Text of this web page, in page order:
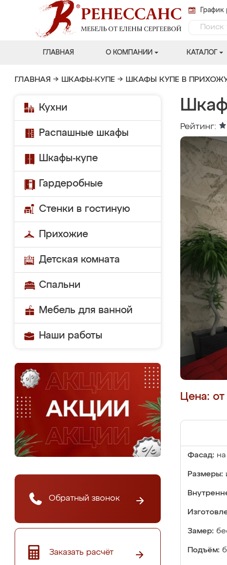
ГЛАВНАЯ О КОМПАНИИ КАТАЛОГ
ГЛАВНАЯ → ШКАФЫ-КУПЕ → ШКАФЫ КУПЕ В
Кухни
Распашные шкафы
Шкафы-купе
Гардеробные
Стенки в гостиную
Прихожие
Детская комната
Спальни
Мебель для ванной
Наши работы
Обратный звонок
Заказать расчёт
Рейтинг:
Цена:
Фасад:
Размеры:
Замер:
Подъём: